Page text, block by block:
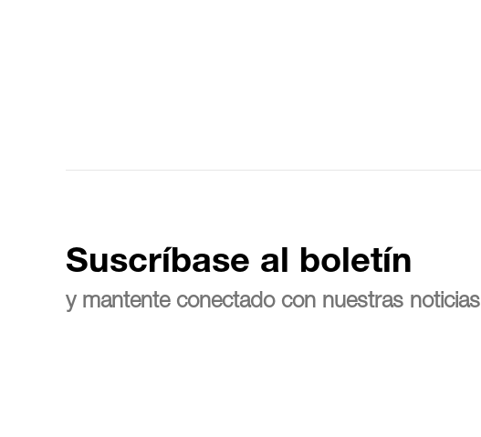
Suscríbase al boletín
y mantente conectado con nuestras noticias